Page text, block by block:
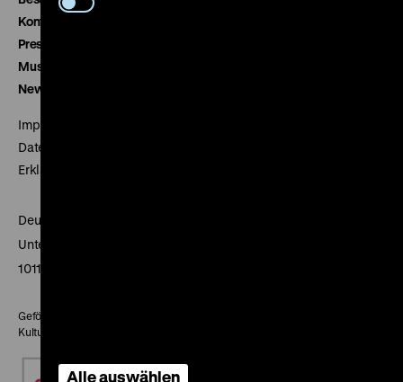
Kontakt
Presse
Museumsverein
Newsletter
Impressum
Datenschutz
Erklärung digitale Barrierefreiheit
Deutsches Historisches Museum
Unter den Linden 2
10117 Berlin
Gefördert mit Mitteln des Beauftragten der Bundesregierung für
Kultur und Medien
Alle auswählen